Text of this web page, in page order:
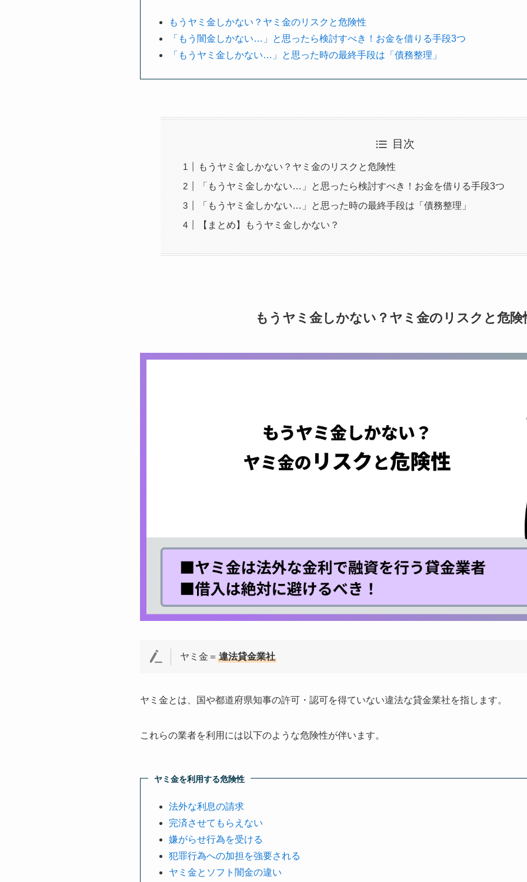
もうヤミ金しかない？ヤミ金のリスクと危険性
「もう闇金しかない…」と思ったら検討すべき！お金を借りる手段3つ
「もうヤミ金しかない…」と思った時の最終手段は「債務整理」
目次
もうヤミ金しかない？ヤミ金のリスクと危険性
「もうヤミ金しかない…」と思ったら検討すべき！お金を借りる手段3つ
「もうヤミ金しかない…」と思った時の最終手段は「債務整理」
【まとめ】もうヤミ金しかない？
もうヤミ金しかない？ヤミ金のリスクと危険
ヤミ金＝ 違法貸金業社
ヤミ金とは、国や都道府県知事の許可・認可を得ていない違法な貸金業社を指します。
これらの業者を利用には以下のような危険性が伴います。
ヤミ金を利用する危険性
法外な利息の請求
完済させてもらえない
嫌がらせ行為を受ける
犯罪行為への加担を強要される
ヤミ金とソフト闇金の違い